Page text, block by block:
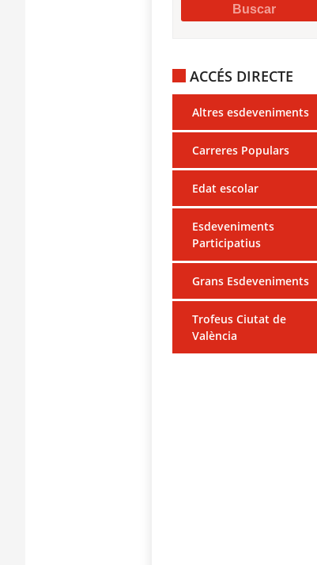
ACCÉS DIRECTE
Altres esdeveniments
Carreres Populars
Edat escolar
Esdeveniments
Participatius
Grans Esdeveniments
Trofeus Ciutat de
València